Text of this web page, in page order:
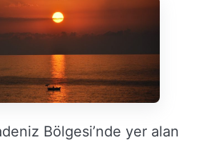
Bölgesi’nde yer alan